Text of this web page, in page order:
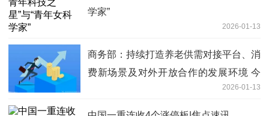
学家”
2026-01-13
商务部：持续打造养老供需对接平台、消
费新场景及对外开放合作的发展环境 今
2026-01-13